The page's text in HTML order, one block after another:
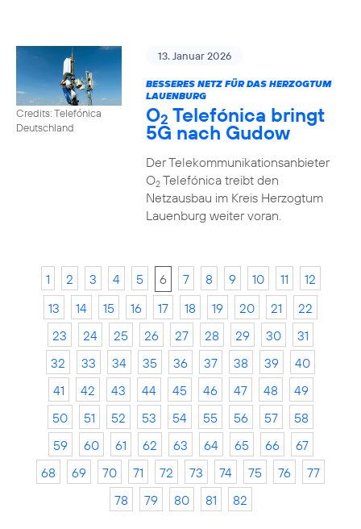
Credits: Telefónica
Deutschland
13. Januar 2026
BESSERES NETZ FÜR DAS HERZOGTUM
LAUENBURG
O2 Telefónica bringt
5G nach Gudow
Der Telekommunikationsanbieter
O2Telefónica treibt den
Netzausbau im Kreis Herzogtum
Lauenburg weiter voran.
1 2 3 4 5 6 7 8 9 10 11
12
13
14 15 16 17 18 19 20 21
22
23
24 25 26 27 28 29 30
31
32
33 34 35 36 37 38 39
40
41
42 43 44 45 46 47 48
49
50
51 52 53 54 55 56 57
58
59
60 61 62 63 64 65 66
67
68
69 70 71 72 73 74 75 76
77
78
79 80 81 82